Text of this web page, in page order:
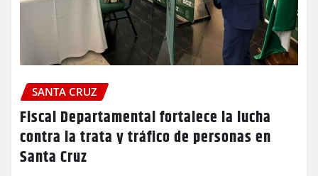
SANTA CRUZ
Fiscal Departamental fortalece la lucha
contra la trata y tráfico de personas en
Santa Cruz